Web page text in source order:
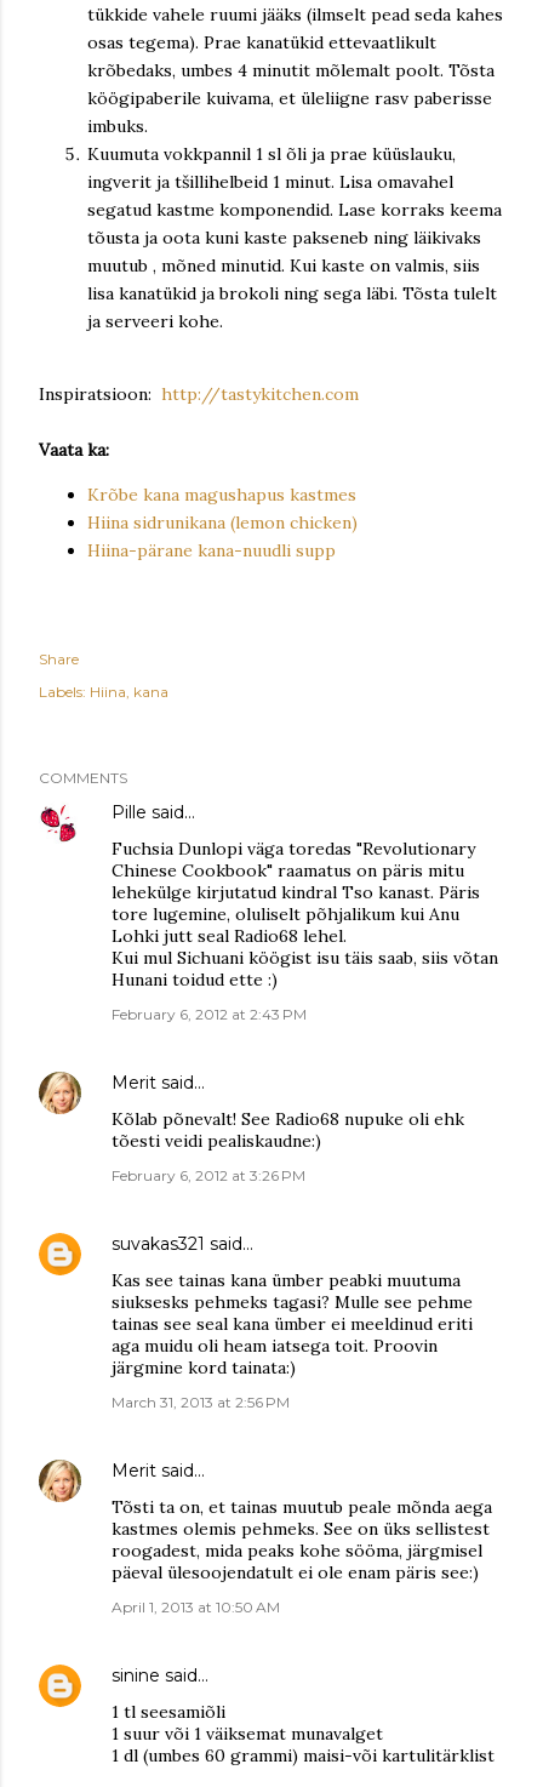
tükkide vahele ruumi jääks (ilmselt pead seda kahes
osas tegema). Prae kanatükid ettevaatlikult
krõbedaks, umbes 4 minutit mõlemalt poolt. Tõsta
köögipaberile kuivama, et üleliigne rasv paberisse
imbuks.
Kuumuta vokkpannil 1 sl õli ja prae küüslauku,
ingverit ja tšillihelbeid 1 minut. Lisa omavahel
segatud kastme komponendid. Lase korraks keema
tõusta ja oota kuni kaste pakseneb ning läikivaks
muutub , mõned minutid. Kui kaste on valmis, siis
lisa kanatükid ja brokoli ning sega läbi. Tõsta tulelt
ja serveeri kohe.
Inspiratsioon: http://tastykitchen.com
Vaata ka:
Krõbe kana magushapus kastmes
Hiina sidrunikana (lemon chicken)
Hiina-pärane kana-nuudli supp
Share
Labels: Hiina kana
COMMENTS
Pille said…
Fuchsia Dunlopi väga toredas "Revolutionary
Chinese Cookbook" raamatus on päris mitu
lehekülge kirjutatud kindral Tso kanast. Päris
tore lugemine, oluliselt põhjalikum kui Anu
Lohki jutt seal Radio68 lehel.
Kui mul Sichuani köögist isu täis saab, siis võtan
Hunani toidud ette :)
February 6, 2012 at 2:43 PM
Merit said…
Kõlab põnevalt! See Radio68 nupuke oli ehk
tõesti veidi pealiskaudne:)
February 6, 2012 at 3:26 PM
suvakas321 said…
Kas see tainas kana ümber peabki muutuma
siuksesks pehmeks tagasi? Mulle see pehme
tainas see seal kana ümber ei meeldinud eriti
aga muidu oli heam iatsega toit. Proovin
järgmine kord tainata:)
March 31, 2013 at 2:56 PM
Merit said…
Tõsti ta on, et tainas muutub peale mõnda aega
kastmes olemis pehmeks. See on üks sellistest
roogadest, mida peaks kohe sööma, järgmisel
päeval ülesoojendatult ei ole enam päris see:)
April 1, 2013 at 10:50 AM
sinine said…
1 tl seesamiõli
1 suur või 1 väiksemat munavalget
1 dl (umbes 60 grammi) maisi-või kartulitärklist